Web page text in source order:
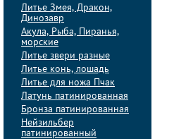
Литье Змея, Дракон,
Динозавр
Акула, Рыба, Пиранья,
морские
Литье звери разные
Литье конь, лошадь
Литье для ножа Пчак
Латунь патинированная
Бронза патинированная
Нейзильбер
патинированный